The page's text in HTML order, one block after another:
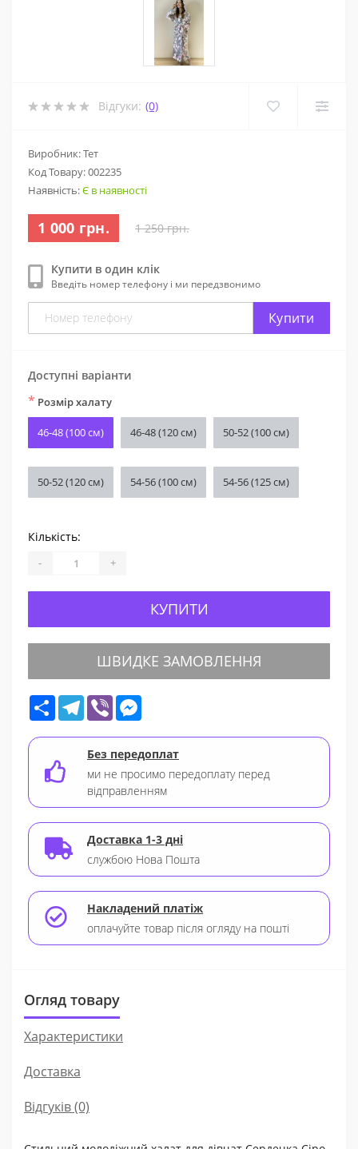
Відгуки: (0)
Виробник: Тет
Код Товару:002235
Наявність:Є в наявності
1 000 грн. 1 250 грн.
Купити в один клік
Введіть номер телефону і ми передзвонимо
Купити
Доступні варіанти
* Розмір халату
46-48 (100 см) 46-48 (120 см) 50-52 (100 см)
50-52 (120 см) 54-56 (100 см) 54-56 (125 см)
Кількість:
- +
КУПИТИ
ШВИДКЕ ЗАМОВЛЕННЯ
Share Telegram
Viber
Без передоплат
ми не просимо передоплату перед
відправленням
Доставка 1-3 дні
службою Нова Пошта
Накладений платіж
оплачуйте товар після огляду на пошті
Огляд товару
Характеристики
Доставка
Відгуків (0)